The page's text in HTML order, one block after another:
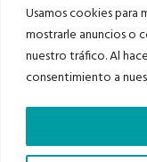
Usamos cookies para
mostrarle anuncios o
nuestro tráfico. Al
consentimiento a
Asociados a